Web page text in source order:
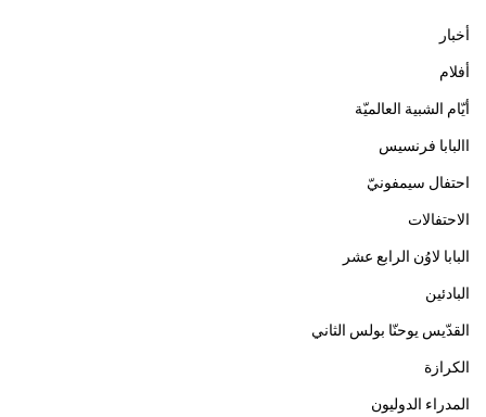
أخبار
أفلام
أيّام الشبية العالميّة
االبابا فرنسيس
احتفال سيمفونيّ
الاحتفالات
البابا لاوُن الرابع عشر
البادئين
القدّيس يوحنّا بولس الثاني
الكرازة
المدراء الدوليون